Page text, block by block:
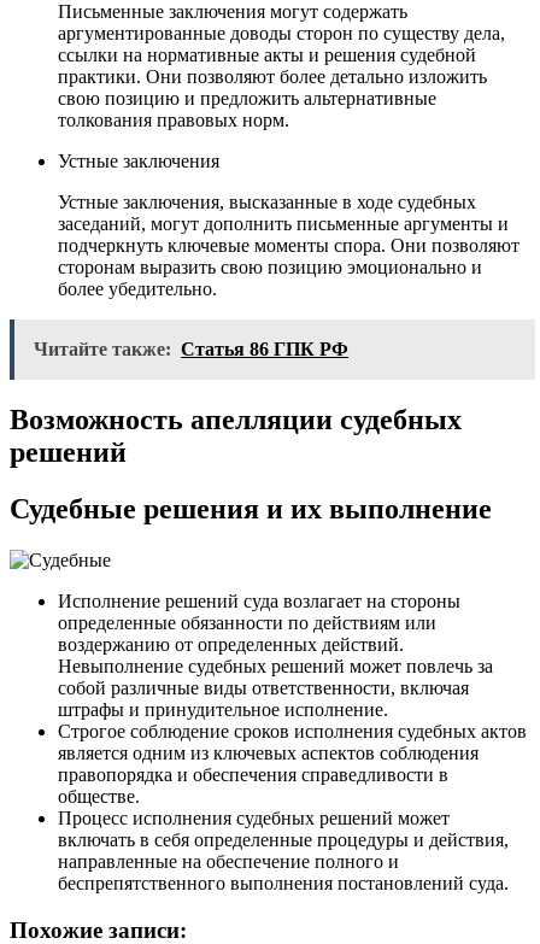
Письменные заключения могут содержать
аргументированные доводы сторон по существу дела,
ссылки на нормативные акты и решения судебной
практики. Они позволяют более детально изложить
свою позицию и предложить альтернативные
толкования правовых норм.
Устные заключения
Устные заключения, высказанные в ходе судебных
заседаний, могут дополнить письменные аргументы и
подчеркнуть ключевые моменты спора. Они позволяют
сторонам выразить свою позицию эмоционально и
более убедительно.
Читайте также: Статья 86 ГПК РФ
Возможность апелляции судебных
решений
Судебные решения и их выполнение
Исполнение решений суда возлагает на стороны
определенные обязанности по действиям или
воздержанию от определенных действий.
Невыполнение судебных решений может повлечь за
собой различные виды ответственности, включая
штрафы и принудительное исполнение.
Строгое соблюдение сроков исполнения судебных актов
является одним из ключевых аспектов соблюдения
правопорядка и обеспечения справедливости в
обществе.
Процесс исполнения судебных решений может
включать в себя определенные процедуры и действия,
направленные на обеспечение полного и
беспрепятственного выполнения постановлений суда.
Похожие записи: